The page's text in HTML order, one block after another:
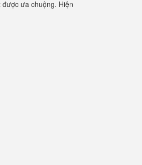
ưa chuộng. Hiện